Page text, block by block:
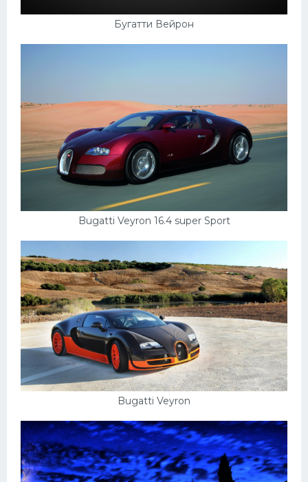
Бугатти Вейрон
Bugatti Veyron 16.4 super Sport
Bugatti Veyron